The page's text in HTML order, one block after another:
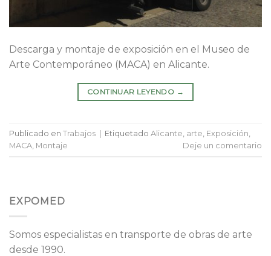
Descarga y montaje de exposición en el Museo de
Arte Contemporáneo (MACA) en Alicante.
CONTINUAR LEYENDO →
Publicado en Trabajos | Etiquetado Alicante arte Exposición
MACA Montaje Deje un comentario
EXPOMED
Somos especialistas en transporte de obras de arte
desde 1990.